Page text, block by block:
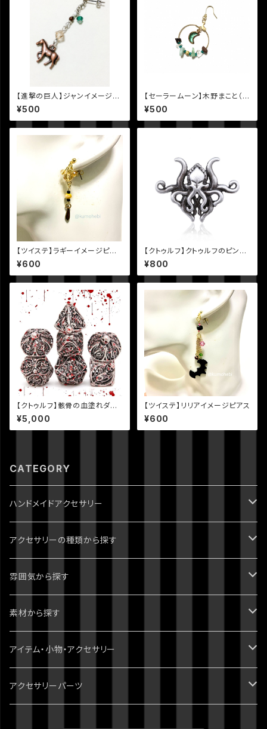
【進撃の巨人】ジャンイメージ片
耳ピアス・イヤリング
¥500
【セーラームーン】木野まこと（セ
ーラージュピター）イメージ天然
石と月のピアス
¥500
【ツイステ】ラギーイメージピア
ス
¥600
【クトゥルフ】クトゥルフのピンバ
ッジ
¥800
【クトゥルフ】骸骨の血塗れダイ
スセット
¥5,000
【ツイステ】リリアイメージピアス
¥600
CATEGORY
ハンドメイドアクセサリー
ジョジョの奇妙な冒険
1部 ファントムブラッド
2部 戦闘潮流
進撃の巨人
ダンガンロンパ
無印
スーパーダンガンロンパ2
ツイステッドワンダーランド
刀剣乱舞
アクセサリーの種類から探す
ピアス・イヤリング
ブレスレット
指輪・リング
イヤーカフ・イヤーフック
雰囲気から探す
パンク・ゴシック・ロック・かっこいい
病みかわいい
ポップ・かわいい
素材から探す
天然石
スワロフスキー
アイテム・小物・アクセサリー
ミニチュア・ドールハウス
アクセサリーパーツ